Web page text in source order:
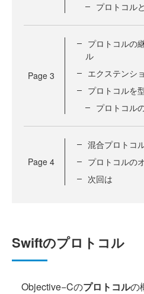
プロトコル
Page 3
プロトコルの
ル
エクステンシ
プロトコルを
プロトコル
Page 4
混合プロトコ
プロトコルの
次回は
Swiftのプロトコル
Objective−Cのプロトコルの